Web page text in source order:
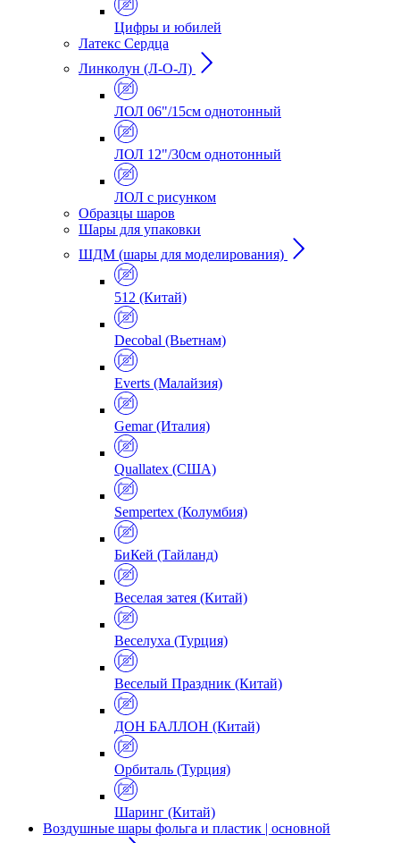
Цифры и юбилей
Латекс Сердца
Линколун (Л-О-Л)
ЛОЛ 06"/15см однотонный
ЛОЛ 12"/30см однотонный
ЛОЛ с рисунком
Образцы шаров
Шары для упаковки
ШДМ (шары для моделирования)
512 (Китай)
Decobal (Вьетнам)
Everts (Малайзия)
Gemar (Италия)
Quallatex (США)
Sempertex (Колумбия)
БиКей (Тайланд)
Веселая затея (Китай)
Веселуха (Турция)
Веселый Праздник (Китай)
ДОН БАЛЛОН (Китай)
Орбиталь (Турция)
Шаринг (Китай)
Воздушные шары фольга и пластик | основной